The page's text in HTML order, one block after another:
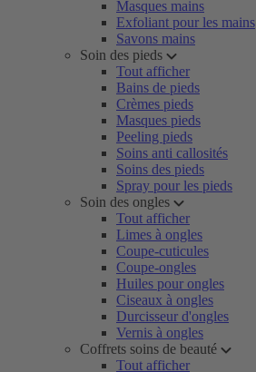
Masques mains
Exfoliant pour les mains
Savons mains
Soin des pieds
Tout afficher
Bains de pieds
Crèmes pieds
Masques pieds
Peeling pieds
Soins anti callosités
Soins des pieds
Spray pour les pieds
Soin des ongles
Tout afficher
Limes à ongles
Coupe-cuticules
Coupe-ongles
Huiles pour ongles
Ciseaux à ongles
Durcisseur d'ongles
Vernis à ongles
Coffrets soins de beauté
Tout afficher